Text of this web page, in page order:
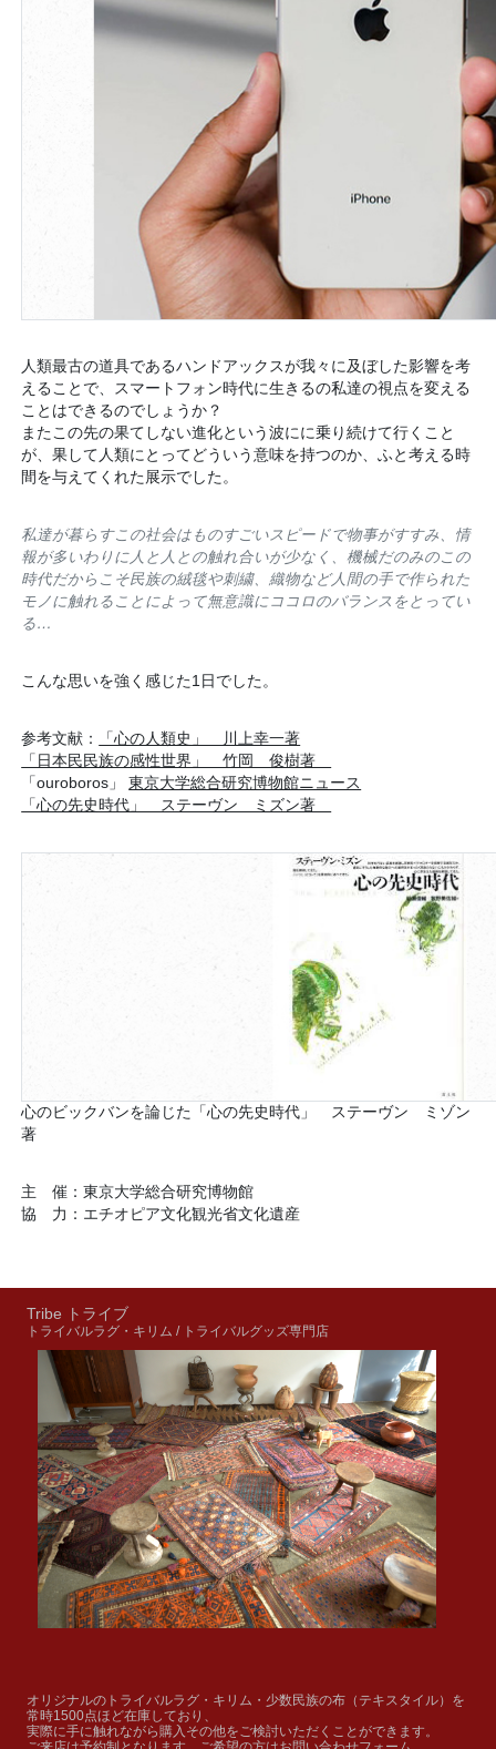
人類最古の道具であるハンドアックスが我々に及ぼした影響を考
えることで、スマートフォン時代に生きるの私達の視点を変える
ことはできるのでしょうか？
またこの先の果てしない進化という波にに乗り続けて行くこと
が、果して人類にとってどういう意味を持つのか、ふと考える時
間を与えてくれた展示でした。
私達が暮らすこの社会はものすごいスピードで物事がすすみ、情
報が多いわりに人と人との触れ合いが少なく、機械だのみのこの
時代だからこそ民族の絨毯や刺繍、織物など人間の手で作られた
モノに触れることによって無意識にココロのバランスをとってい
る…
こんな思いを強く感じた1日でした。
参考文献：
「心の人類史」 川上幸一著
「日本民民族の感性世界」 竹岡 俊樹著
「ouroboros」東京大学総合研究博物館ニュース
「心の先史時代」 ステーヴン ミズン著
心のビックバンを論じた「心の先史時代」 ステーヴン ミゾン
著
主 催：東京大学総合研究博物館
協 力：エチオピア文化観光省文化遺産
Tribe トライブ
トライバルラグ・キリム / トライバルグッズ専門店
オリジナルのトライバルラグ・キリム・少数民族の布（テキスタイル）を
常時1500点ほど在庫しており、
実際に手に触れながら購入その他をご検討いただくことができます。